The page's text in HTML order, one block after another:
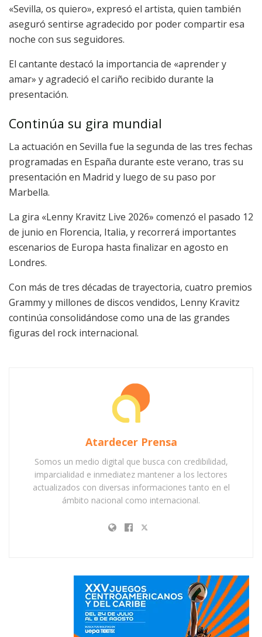
«Sevilla, os quiero», expresó el artista, quien también
aseguró sentirse agradecido por poder compartir esa
noche con sus seguidores.
El cantante destacó la importancia de «aprender y
amar» y agradeció el cariño recibido durante la
presentación.
Continúa su gira mundial
La actuación en Sevilla fue la segunda de las tres fechas
programadas en España durante este verano, tras su
presentación en Madrid y luego de su paso por
Marbella.
La gira «Lenny Kravitz Live 2026» comenzó el pasado 12
de junio en Florencia, Italia, y recorrerá importantes
escenarios de Europa hasta finalizar en agosto en
Londres.
Con más de tres décadas de trayectoria, cuatro premios
Grammy y millones de discos vendidos, Lenny Kravitz
continúa consolidándose como una de las grandes
figuras del rock internacional.
Atardecer Prensa
Somos un medio digital que busca con credibilidad,
imparcialidad e inmediatez mantener a los lectores
actualizados con diversas informaciones tanto en el
ámbito nacional como internacional.